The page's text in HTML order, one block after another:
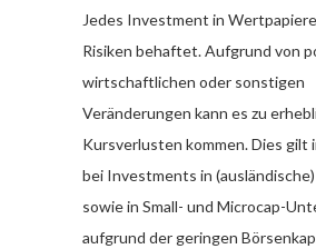
Jedes Investment in
Risiken behaftet. Aufgrund von
wirtschaftlichen oder sonstigen
Veränderungen kann es zu
Kursverlusten kommen. Dies gilt
bei Investments in
sowie in Small- und Microcap-
aufgrund der geringen